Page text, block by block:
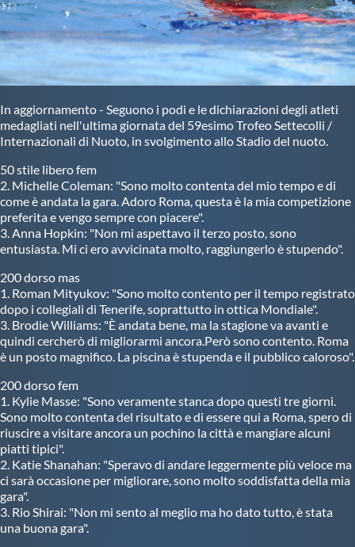
Master
Formazione
GUG
Scuole Nuoto
Propaganda
Centri Federali
Area Legislativa
Qualità
Sostenibilità
Privacy
In aggiornamento - Seguono i podi e le dichiarazioni degli atleti
medagliati nell'ultima giornata del 59esimo Trofeo Settecolli /
Internazionali di Nuoto, in svolgimento allo Stadio del nuoto.
50 stile libero fem
2. Michelle Coleman: "Sono molto contenta del mio tempo e di
come è andata la gara. Adoro Roma, questa è la mia competizione
preferita e vengo sempre con piacere".
3. Anna Hopkin: "Non mi aspettavo il terzo posto, sono
entusiasta. Mi ci ero avvicinata molto, raggiungerlo è stupendo".
200 dorso mas
1. Roman Mityukov: "Sono molto contento per il tempo registrato
dopo i collegiali di Tenerife, soprattutto in ottica Mondiale".
3. Brodie Williams: "È andata bene, ma la stagione va avanti e
quindi cercherò di migliorarmi ancora.Però sono contento. Roma
è un posto magnifico. La piscina è stupenda e il pubblico caloroso".
200 dorso fem
1. Kylie Masse: "Sono veramente stanca dopo questi tre giorni.
Sono molto contenta del risultato e di essere qui a Roma, spero di
riuscire a visitare ancora un pochino la città e mangiare alcuni
piatti tipici".
2. Katie Shanahan: "Speravo di andare leggermente più veloce ma
ci sarà occasione per migliorare, sono molto soddisfatta della mia
gara".
3. Rio Shirai: "Non mi sento al meglio ma ho dato tutto, è stata
una buona gara".